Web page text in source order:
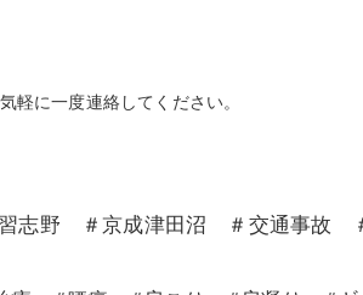
軽に一度連絡してください。
志野 ＃京成津田沼 ＃交通事故